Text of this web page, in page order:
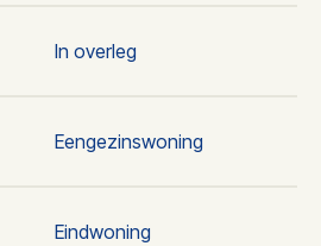
In overleg
Eengezinswoning
Eindwoning